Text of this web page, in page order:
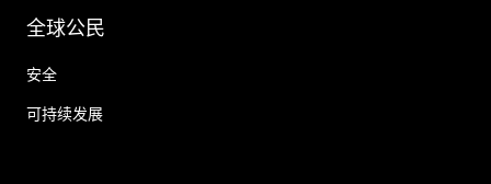
全球公民
安全
可持续发展